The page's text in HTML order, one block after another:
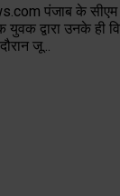
पंजाब के सीएम
युवक द्वारा उनके ही
जू...